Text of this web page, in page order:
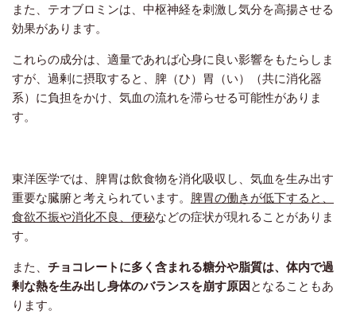
また、テオブロミンは、中枢神経を刺激し気分を高揚させる
効果があります。
これらの成分は、適量であれば心身に良い影響をもたらしま
すが、過剰に摂取すると、脾（ひ）胃（い）（共に消化器
系）に負担をかけ、気血の流れを滞らせる可能性がありま
す。
東洋医学では、脾胃は飲食物を消化吸収し、気血を生み出す
重要な臓腑と考えられています。 脾胃の働きが低下すると、
食欲不振や消化不良、便秘などの症状が現れることがありま
す。
また、 チョコレートに多く含まれる糖分や脂質は、体内で過
剰な熱を生み出し身体のバランスを崩す原因 となることもあ
ります。